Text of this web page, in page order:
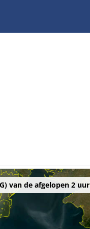
van de afgelopen 2 uur